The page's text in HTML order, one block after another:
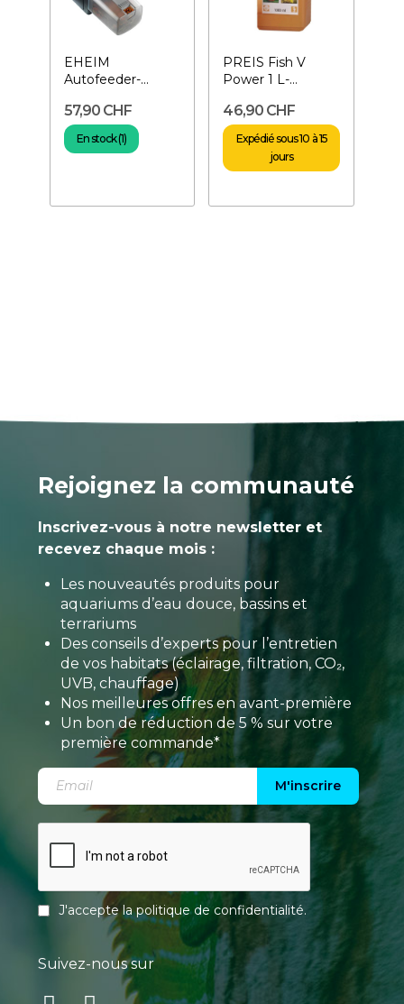
EHEIM
Autofeeder-
automatique de
nourriture
57,90 CHF
En stock (1)
PREIS Fish V
Power 1 L-
poissons
46,90 CHF
Expédié sous 10 à 15
jours
Rejoignez la communauté
Inscrivez-vous à notre newsletter et
recevez chaque mois :
Les nouveautés produits pour
aquariums d’eau douce, bassins et
terrariums
Des conseils d’experts pour l’entretien
de vos habitats (éclairage, filtration, CO₂,
UVB, chauffage)
Nos meilleures offres en avant-première
Un bon de réduction de 5 % sur votre
première commande*
M'inscrire
J'accepte lapolitique de confidentialité.
Suivez-nous sur